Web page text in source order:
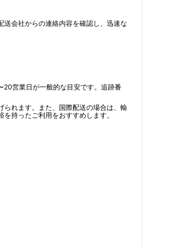
送会社からの連絡内容を確認し、迅速な
営業日が一般的な目安です。追跡番
られます。また、国際配送の場合は、輸
持ったご利用をおすすめします。